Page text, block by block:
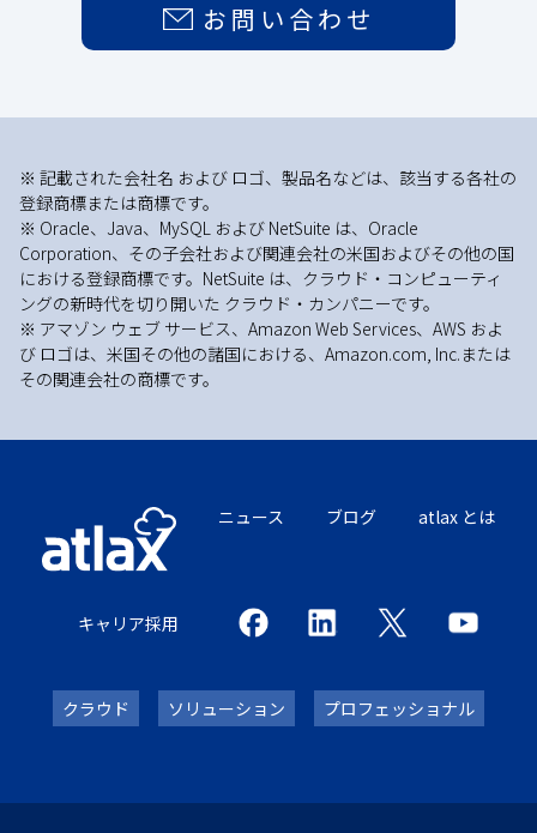
お問い合わせ
※ 記載された会社名 および ロゴ、製品名などは、該当する各社の
登録商標または商標です。
※ Oracle、Java、MySQL および NetSuite は、Oracle
Corporation、その子会社および関連会社の米国およびその他の国
における登録商標です。NetSuite は、クラウド・コンピューティ
ングの新時代を切り開いた クラウド・カンパニーです。
※ アマゾン ウェブ サービス、Amazon Web Services、AWS およ
び ロゴは、米国その他の諸国における、Amazon.com, Inc.または
その関連会社の商標です。
ニュース ブログ atlax とは
キャリア採用
クラウド ソリューション プロフェッショナル